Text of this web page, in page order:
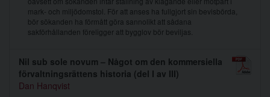
mark- och miljödomstol. För att anses ha fullgjort sin bevisbörda,
bör sökanden ha förmått göra sannolikt att sådana
sakförhållanden föreligger att bygglov bör beviljas.
Nil sub sole novum – Något om den kommersiella
förvaltningsrättens historia (del I av III)
Dan Hanqvist